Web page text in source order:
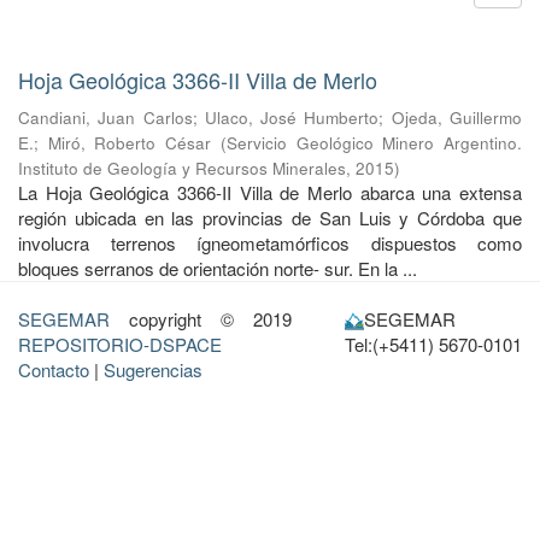
Hoja Geológica 3366-II Villa de Merlo
Candiani, Juan Carlos; Ulaco, José Humberto; Ojeda, Guillermo
E.; Miró, Roberto César (Servicio Geológico Minero Argentino.
Instituto de Geología y Recursos Minerales, 2015)
La Hoja Geológica 3366-II Villa de Merlo abarca una extensa
región ubicada en las provincias de San Luis y Córdoba que
involucra terrenos ígneometamórficos dispuestos como
bloques serranos de orientación norte- sur. En la ...
SEGEMAR copyright © 2019
REPOSITORIO-DSPACE
Contacto | Sugerencias
SEGEMAR
Tel:(+5411) 5670-0101